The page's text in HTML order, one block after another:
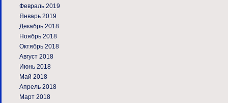
Февраль 2019
Январь 2019
Декабрь 2018
Ноябрь 2018
Октябрь 2018
Август 2018
Июнь 2018
Май 2018
Апрель 2018
Март 2018